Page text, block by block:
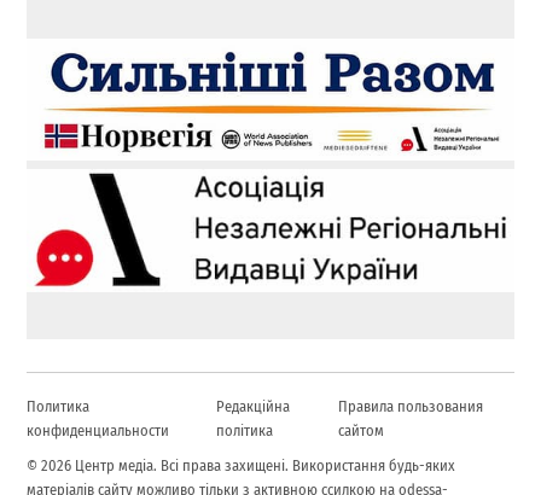
Политика
конфиденциальности
Редакційна
політика
Правила пользования
сайтом
© 2026 Центр медіа. Всі права захищені. Використання будь-яких
матеріалів сайту можливо тільки з активною ссилкою на odessa-